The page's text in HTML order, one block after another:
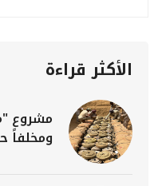
الأكثر قراءة
ومخلفاً